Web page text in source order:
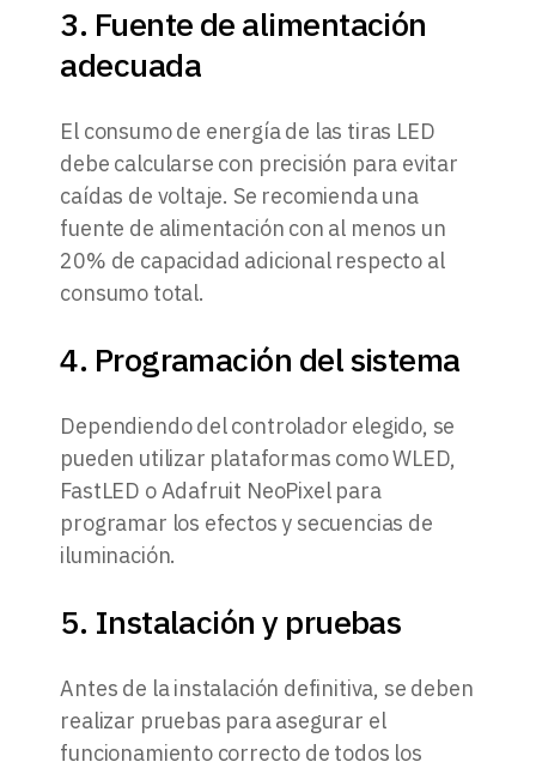
3. Fuente de alimentación
adecuada
El consumo de energía de las tiras LED
debe calcularse con precisión para evitar
caídas de voltaje. Se recomienda una
fuente de alimentación con al menos un
20% de capacidad adicional respecto al
consumo total.
4. Programación del sistema
Dependiendo del controlador elegido, se
pueden utilizar plataformas como WLED,
FastLED o Adafruit NeoPixel para
programar los efectos y secuencias de
iluminación.
5. Instalación y pruebas
Antes de la instalación definitiva, se deben
realizar pruebas para asegurar el
funcionamiento correcto de todos los